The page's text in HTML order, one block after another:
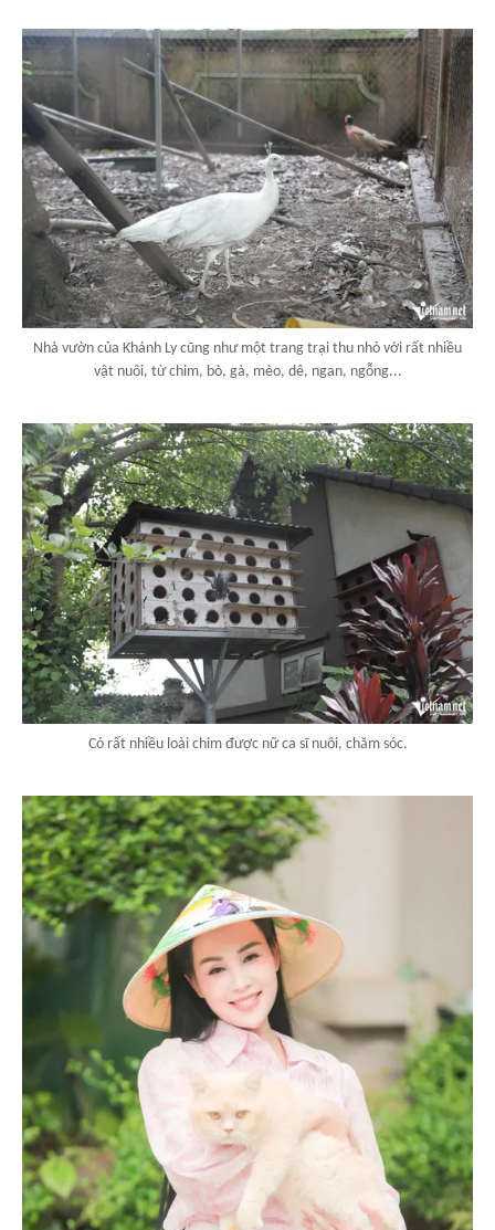
Nhà vườn của Khánh Ly cũng như một trang trại thu nhỏ với rất nhiều
vật nuôi, từ chim, bò, gà, mèo, dê, ngan, ngỗng...
Có rất nhiều loài chim được nữ ca sĩ nuôi, chăm sóc.